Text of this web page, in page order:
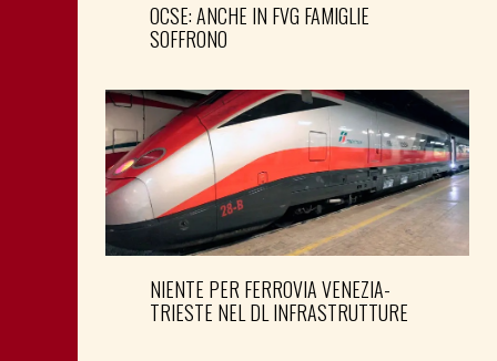
OCSE: ANCHE IN FVG FAMIGLIE
SOFFRONO
NIENTE PER FERROVIA VENEZIA-
TRIESTE NEL DL INFRASTRUTTURE